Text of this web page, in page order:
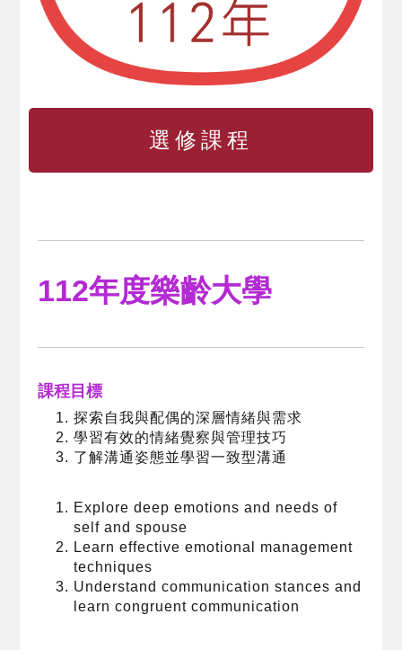
選修課程
112年度樂齡大學
課程目標
探索自我與配偶的深層情緒與需求
學習有效的情緒覺察與管理技巧
了解溝通姿態並學習一致型溝通
Explore deep emotions and needs of
self and spouse
Learn effective emotional management
techniques
Understand communication stances and
learn congruent communication